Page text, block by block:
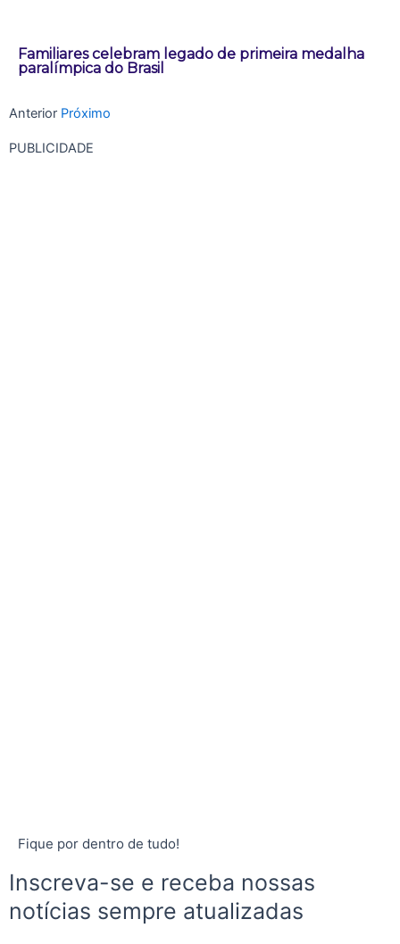
Familiares celebram legado de primeira medalha
paralímpica do Brasil
Anterior Próximo
PUBLICIDADE
Fique por dentro de tudo!
Inscreva-se e receba nossas
notícias sempre atualizadas